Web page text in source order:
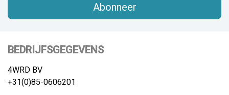
Abonneer
BEDRIJFSGEGEVENS
4WRD BV
+31(0)85-0606201